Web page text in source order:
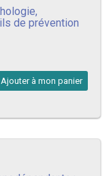
de prévention
Ajouter à mon panier